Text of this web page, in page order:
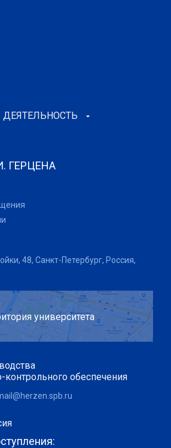
ГЕРЦЕНА
48, Санкт-Петербург, Россия,
университета
контрольного обеспечения